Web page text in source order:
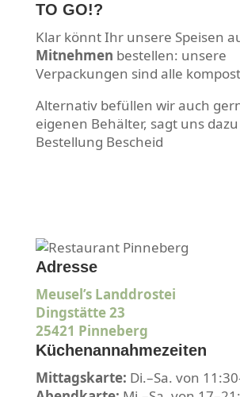
TO GO!?
Klar könnt Ihr unsere Speisen
Mitnehmen bestellen: unsere
Verpackungen sind alle
Alternativ befüllen wir auch
eigenen Behälter, sagt uns
Bestellung Bescheid
Adresse
Meusel’s Landdrostei
Dingstätte 23
25421 Pinneberg
Küchenannahmezeiten
Mittagskarte: Di.–Sa. von